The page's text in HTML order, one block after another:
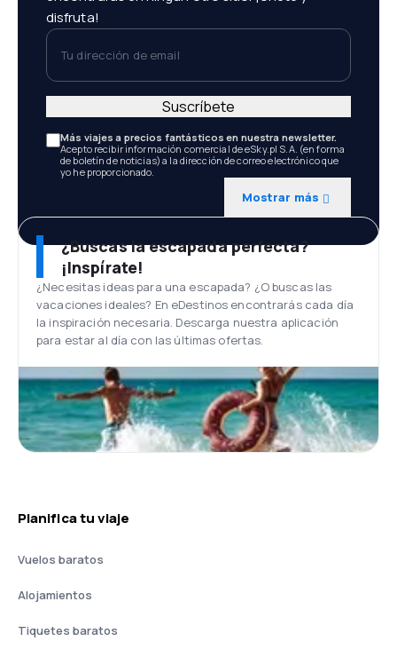
disfruta!
Tu dirección de email
Más viajes a precios fantásticos en nuestra newsletter.
Acepto recibir información comercial de eSky.pl S.A. (en forma
de boletín de noticias) a la dirección de correo electrónico que
yo he proporcionado.
Mostrar más
Suscríbete
¿Buscas la escapada perfecta?
¡Inspírate!
¿Necesitas ideas para una escapada? ¿O buscas las
vacaciones ideales? En eDestinos encontrarás cada día
la inspiración necesaria. Descarga nuestra aplicación
para estar al día con las últimas ofertas.
Planifica tu viaje
Vuelos baratos
Alojamientos
Tiquetes baratos